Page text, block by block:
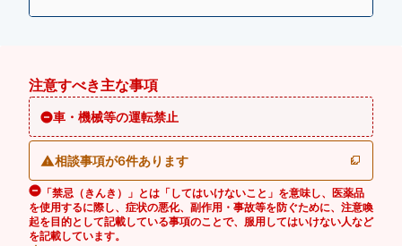
注意すべき主な事項
車・機械等の運転禁止
相談事項が6件あります
「禁忌（きんき）」とは「してはいけないこと」を意味し、医薬品
を使用するに際し、症状の悪化、副作用・事故等を防ぐために、注意喚
起を目的として記載している事項のことで、服用してはいけない人など
を記載しています。